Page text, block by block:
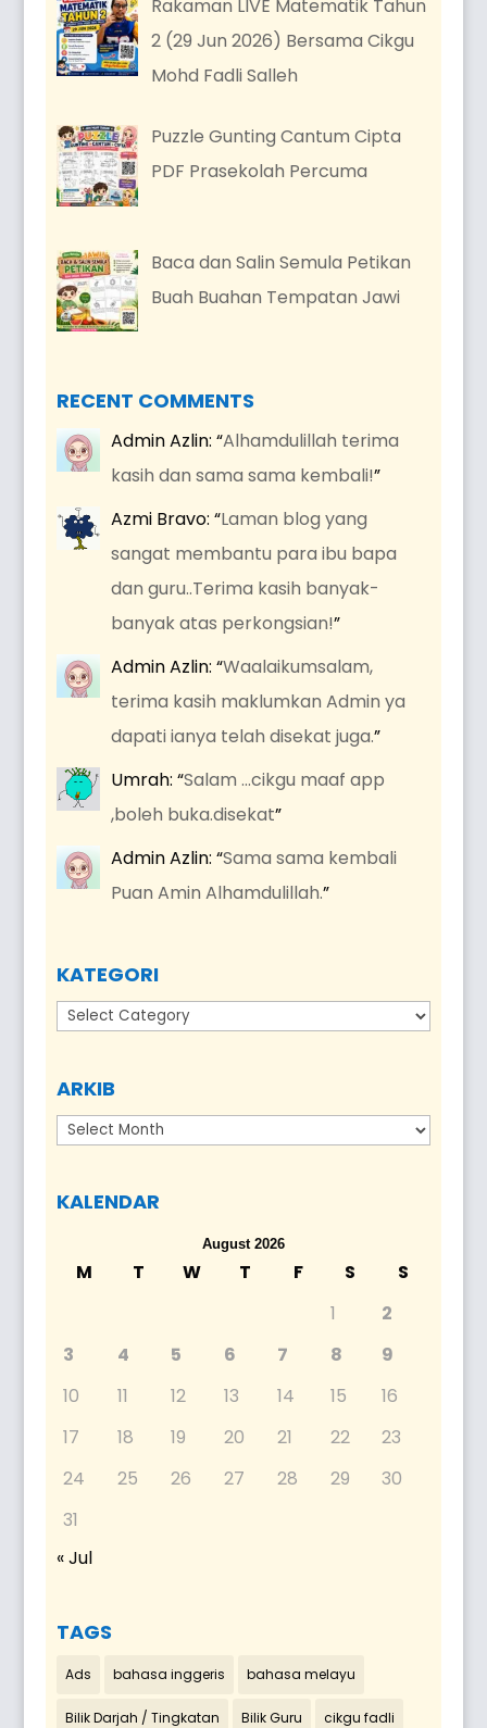
Rakaman LIVE Matematik Tahun
2 (29 Jun 2026) Bersama Cikgu
Mohd Fadli Salleh
Puzzle Gunting Cantum Cipta
PDF Prasekolah Percuma
Baca dan Salin Semula Petikan
Buah Buahan Tempatan Jawi
RECENT COMMENTS
Admin Azlin: “Alhamdulillah terima
kasih dan sama sama kembali!”
Azmi Bravo: “Laman blog yang
sangat membantu para ibu bapa
dan guru..Terima kasih banyak-
banyak atas perkongsian!”
Admin Azlin: “Waalaikumsalam,
terima kasih maklumkan Admin ya
dapati ianya telah disekat juga.”
Umrah: “Salam …cikgu maaf app
,boleh buka.disekat”
Admin Azlin: “Sama sama kembali
Puan Amin Alhamdulillah.”
KATEGORI
Kategori
ARKIB
Arkib
KALENDAR
August 2026
M T W T F S
S
1
2
3
4 5 6 7 8
9
10
11 12 13 14 15
16
17
18 19 20 21 22
23
24
25 26 27 28 29
30
31
« Jul
TAGS
Ads bahasa inggeris bahasa melayu
Bilik Darjah / Tingkatan Bilik Guru cikgu fadli